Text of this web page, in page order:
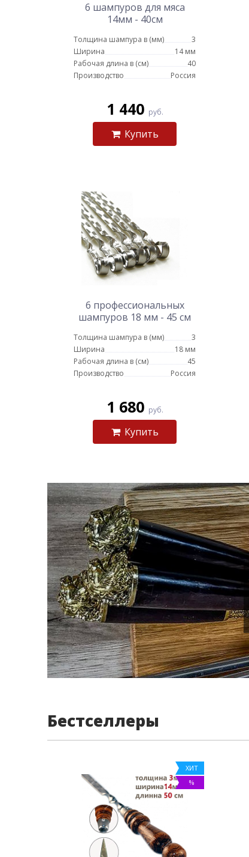
6 шампуров для мяса
14мм - 40см
Толщина шампура в (мм)
3
Ширина
14 мм
Рабочая длина в (см)
40
Производство
Россия
1 440 руб.
Купить
6 профессиональных
шампуров 18 мм - 45 см
Толщина шампура в (мм)
3
Ширина
18 мм
Рабочая длина в (см)
45
Производство
Россия
1 680 руб.
Купить
Бестселлеры
ХИТ
%